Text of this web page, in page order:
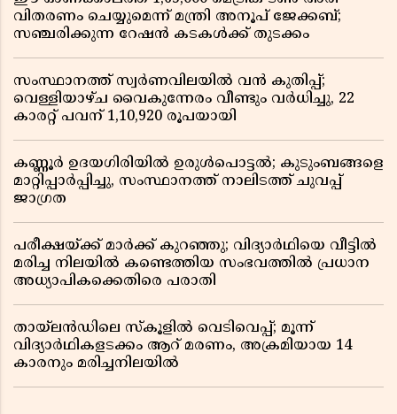
വിതരണം ചെയ്യുമെന്ന് മന്ത്രി അനൂപ് ജേക്കബ്;
സഞ്ചരിക്കുന്ന റേഷൻ കടകൾക്ക് തുടക്കം
സംസ്ഥാനത്ത് സ്വർണവിലയിൽ വൻ കുതിപ്പ്;
വെള്ളിയാഴ്ച വൈകുന്നേരം വീണ്ടും വർധിച്ചു, 22
കാരറ്റ് പവന് 1,10,920 രൂപയായി
കണ്ണൂർ ഉദയഗിരിയിൽ ഉരുൾപൊട്ടൽ; കുടുംബങ്ങളെ
മാറ്റിപ്പാർപ്പിച്ചു, സംസ്ഥാനത്ത് നാലിടത്ത് ചുവപ്പ്
ജാഗ്രത
പരീക്ഷയ്ക്ക് മാർക്ക് കുറഞ്ഞു; വിദ്യാർഥിയെ വീട്ടിൽ
മരിച്ച നിലയിൽ കണ്ടെത്തിയ സംഭവത്തിൽ പ്രധാന
അധ്യാപികക്കെതിരെ പരാതി
തായ്‌ലൻഡിലെ സ്‌കൂളിൽ വെടിവെപ്പ്; മൂന്ന്
വിദ്യാർഥികളടക്കം ആറ് മരണം, അക്രമിയായ 14
കാരനും മരിച്ചനിലയിൽ